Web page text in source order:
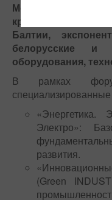
Мероприятие
крупных по
Балтии,
белорусские и
оборудования,
В рамках
«Энергетика.
Электро»:
развития.
(Green